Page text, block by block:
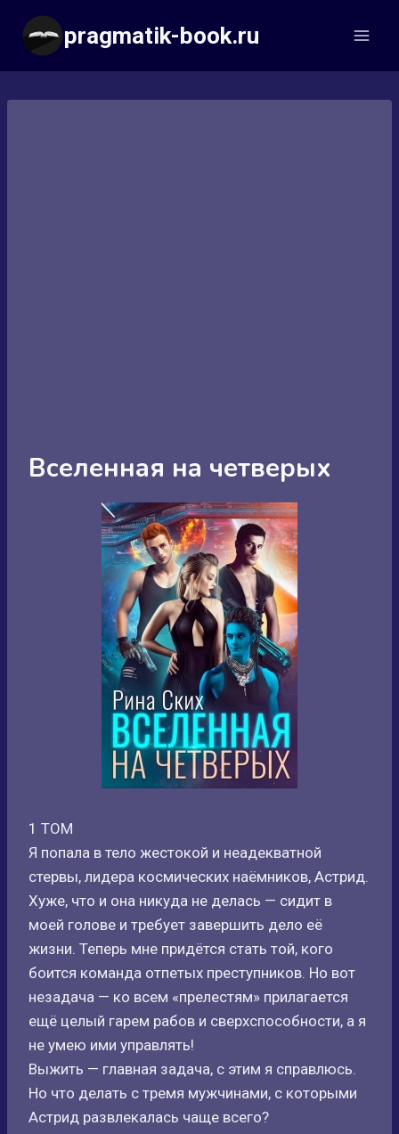
Перейти
содержимому
pragmatik-book.ru
Вселенная на четверых
1 ТОМ
Я попала в тело жестокой и неадекватной
стервы, лидера космических наёмников, Астрид.
Хуже, что и она никуда не делась — сидит в
моей голове и требует завершить дело её
жизни. Теперь мне придётся стать той, кого
боится команда отпетых преступников. Но вот
незадача — ко всем «прелестям» прилагается
ещё целый гарем рабов и сверхспособности, а я
не умею ими управлять!
Выжить — главная задача, с этим я справлюсь.
Но что делать с тремя мужчинами, с которыми
Астрид развлекалась чаще всего?